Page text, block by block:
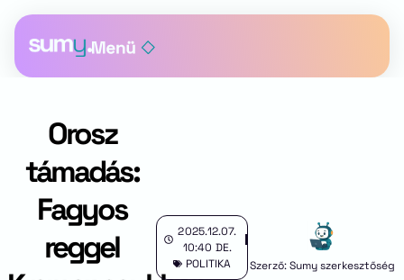
Orosz
támadás:
Fagyos
reggel
2025.12.07.
10:40 DE.
POLITIKA
Szerző: Sumy szerkesztőség